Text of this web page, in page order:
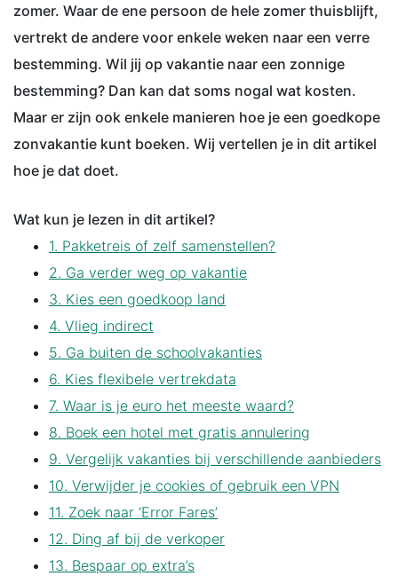
zomer. Waar de ene persoon de hele zomer thuisblijft,
vertrekt de andere voor enkele weken naar een verre
bestemming. Wil jij op vakantie naar een zonnige
bestemming? Dan kan dat soms nogal wat kosten.
Maar er zijn ook enkele manieren hoe je een goedkope
zonvakantie kunt boeken. Wij vertellen je in dit artikel
hoe je dat doet.
Wat kun je lezen in dit artikel?
1. Pakketreis of zelf samenstellen?
2. Ga verder weg op vakantie
3. Kies een goedkoop land
4. Vlieg indirect
5. Ga buiten de schoolvakanties
6. Kies flexibele vertrekdata
7. Waar is je euro het meeste waard?
8. Boek een hotel met gratis annulering
9. Vergelijk vakanties bij verschillende aanbieders
10. Verwijder je cookies of gebruik een VPN
11. Zoek naar ‘Error Fares’
12. Ding af bij de verkoper
13. Bespaar op extra’s